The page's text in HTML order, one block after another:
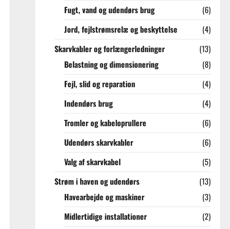
Fugt, vand og udendørs brug
(6)
Jord, fejlstrømsrelæ og beskyttelse
(4)
Skarvkabler og forlængerledninger
(13)
Belastning og dimensionering
(8)
Fejl, slid og reparation
(4)
Indendørs brug
(4)
Tromler og kabeloprullere
(6)
Udendørs skarvkabler
(6)
Valg af skarvkabel
(5)
Strøm i haven og udendørs
(13)
Havearbejde og maskiner
(3)
Midlertidige installationer
(2)